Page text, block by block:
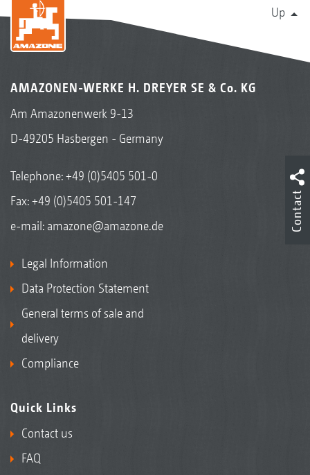
Up
AMAZONEN-WERKE H. DREYER SE & Co. KG
Am Amazonenwerk 9-13
D-49205 Hasbergen - Germany
Telephone:+49 (0)5405 501-0
Fax: +49 (0)5405 501-147
e-mail: amazone@amazone.de
Legal Information
Data Protection Statement
General terms of sale and
delivery
Compliance
Quick Links
Contact us
FAQ
Contact